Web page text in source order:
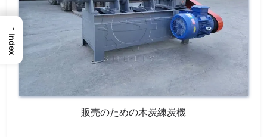
販売のための木炭練炭機
→
Index